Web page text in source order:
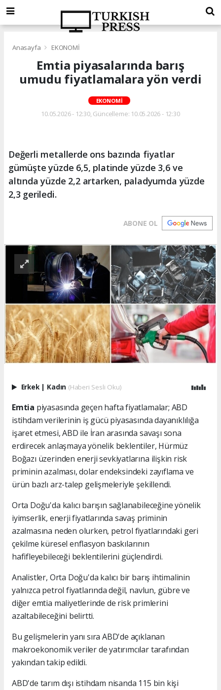
Anasayfa EKONOMİ
Emtia piyasalarında barış
umudu fiyatlamalara yön verdi
EKONOMİ
10.05.2026 - 12:30, Güncelleme: 10.05.2026 - 12:30
Değerli metallerde ons bazında fiyatlar
gümüşte yüzde 6,5, platinde yüzde 3,6 ve
altında yüzde 2,2 artarken, paladyumda yüzde
2,3 geriledi.
ABONE OL
Erkek | Kadın (Haberi Sesli Oku)
Emtia piyasasında geçen hafta fiyatlamalar; ABD
istihdam verilerinin iş gücü piyasasında dayanıklılığa
işaret etmesi, ABD ile İran arasında savaşı sona
erdirecek anlaşmaya yönelik beklentiler, Hürmüz
Boğazı üzerinden enerji sevkiyatlarına ilişkin risk
priminin azalması, dolar endeksindeki zayıflama ve
ürün bazlı arz-talep gelişmeleriyle şekillendi.
Orta Doğu'da kalıcı barışın sağlanabileceğine yönelik
iyimserlik, enerji fiyatlarında savaş priminin
azalmasına neden olurken, petrol fiyatlarındaki geri
çekilme küresel enflasyon baskılarının
hafifleyebileceği beklentilerini güçlendirdi.
Analistler, Orta Doğu'da kalıcı bir barış ihtimalinin
yalnızca petrol fiyatlarında değil, navlun, gübre ve
diğer emtia maliyetlerinde de risk primlerini
azaltabileceğini belirtti.
Bu gelişmelerin yanı sıra ABD'de açıklanan
makroekonomik veriler de yatırımcılar tarafından
yakından takip edildi.
ABD'de tarım dışı istihdam nisanda 115 bin kişi